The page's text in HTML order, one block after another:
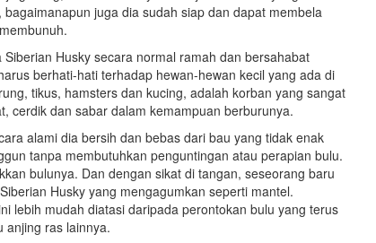
juga dia sudah siap dan dapat membela
Husky secara normal ramah dan bersahabat
berhati-hati terhadap hewan-hewan kecil yang ada di
tikus, hamsters dan kucing, adalah korban yang sangat
cerdik dan sabar dalam kemampuan berburunya.
alami dia bersih dan bebas dari bau yang tidak enak
tanpa membutuhkan penguntingan atau perapian bulu.
bulunya. Dan dengan sikat di tangan, seseorang baru
Husky yang mengagumkan seperti mantel.
lebih mudah diatasi daripada perontokan bulu yang terus
anjing ras lainnya.